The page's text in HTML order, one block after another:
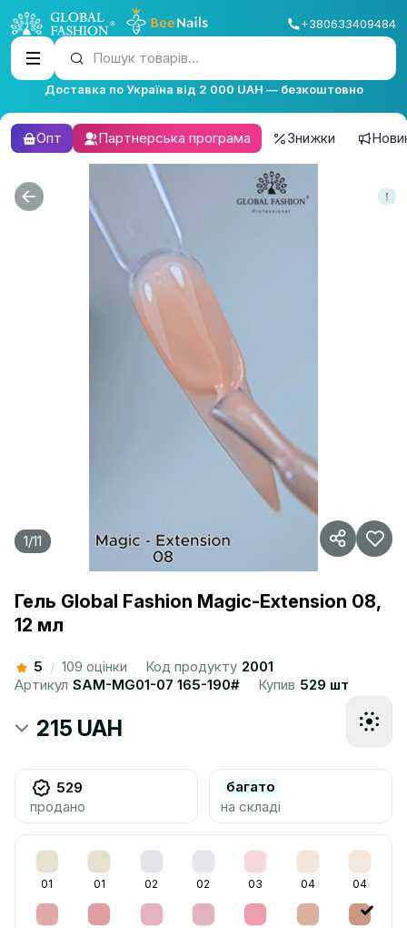
+380633409484
Пошук товарів...
Доставка по Україна від 2 000 UAH — безкоштовно
Опт Партнерська програма Знижки
1/11
Гель Global Fashion Magic-Extension 08,
12 мл
5 / 109 оцінки Код продукту 2001
Артикул SAM-MG01-07 165-190# Купив 529 шт
215 UAH
529
продано
багато
на складі
01 01 02 02 03 04 04